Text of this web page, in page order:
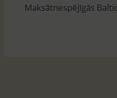
ē
Maksātnespējīgās